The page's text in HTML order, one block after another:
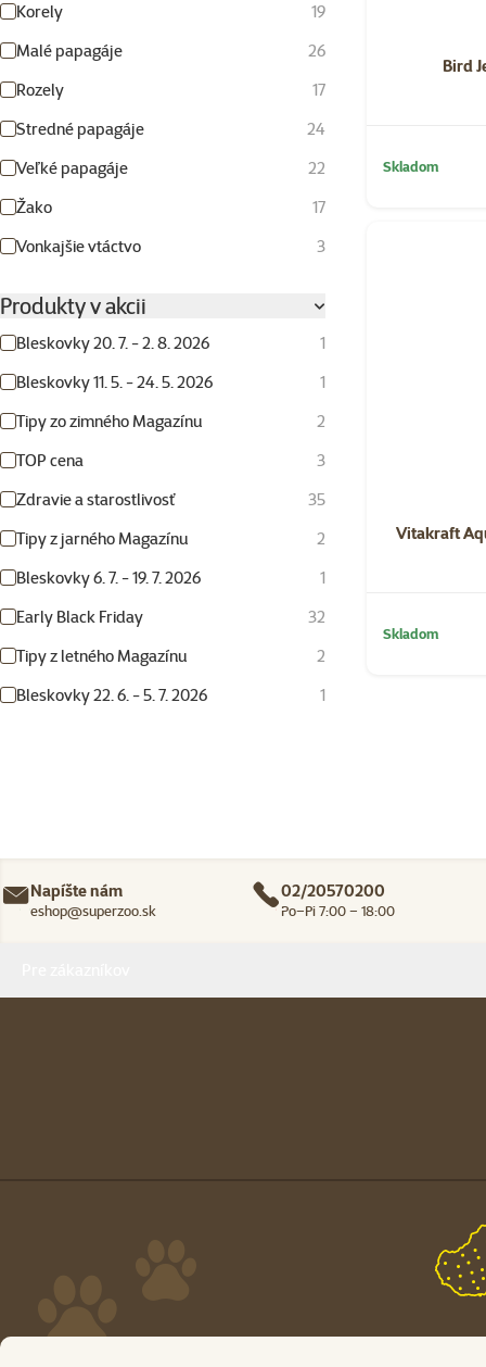
Korely
19
Malé papagáje
26
Rozely
17
Stredné papagáje
24
Veľké papagáje
22
Žako
17
Vonkajšie vtáctvo
3
Produkty v akcii
Bleskovky 20. 7. - 2. 8. 2026
1
Bleskovky 11. 5. - 24. 5. 2026
1
Tipy zo zimného Magazínu
2
TOP cena
3
Zdravie a starostlivosť
35
Tipy z jarného Magazínu
2
Bleskovky 6. 7. - 19. 7. 2026
1
Early Black Friday
32
Tipy z letného Magazínu
2
Bleskovky 22. 6. - 5. 7. 2026
1
Bird
Skladom
Vitakraft
Skladom
Napíšte nám
eshop@superzoo.sk
02/20570200
Po–Pi 7:00 – 18:00